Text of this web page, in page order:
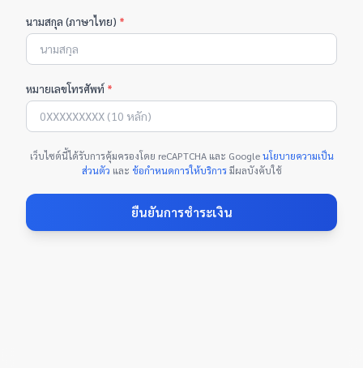
นามสกุล (ภาษาไทย) *
หมายเลขโทรศัพท์ *
เว็บไซต์นี้ได้รับการคุ้มครองโดย reCAPTCHA และ Googleนโยบายความเป็น
ส่วนตัว และ ข้อกำหนดการให้บริการมีผลบังคับใช้
ยืนยันการชำระเงิน